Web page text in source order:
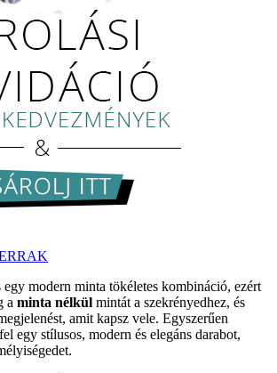
modern minta tökéletes kombináció, ezért
a minta nélkül mintát a szekrényedhez, és
amit kapsz vele. Egyszerűen
egy stílusos, modern és elegáns darabot,